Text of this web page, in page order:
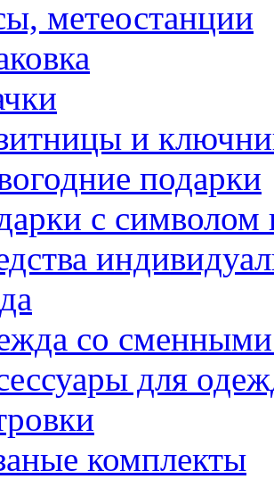
метеостанции
и
подарки
с символом
со сменными
для
комплекты